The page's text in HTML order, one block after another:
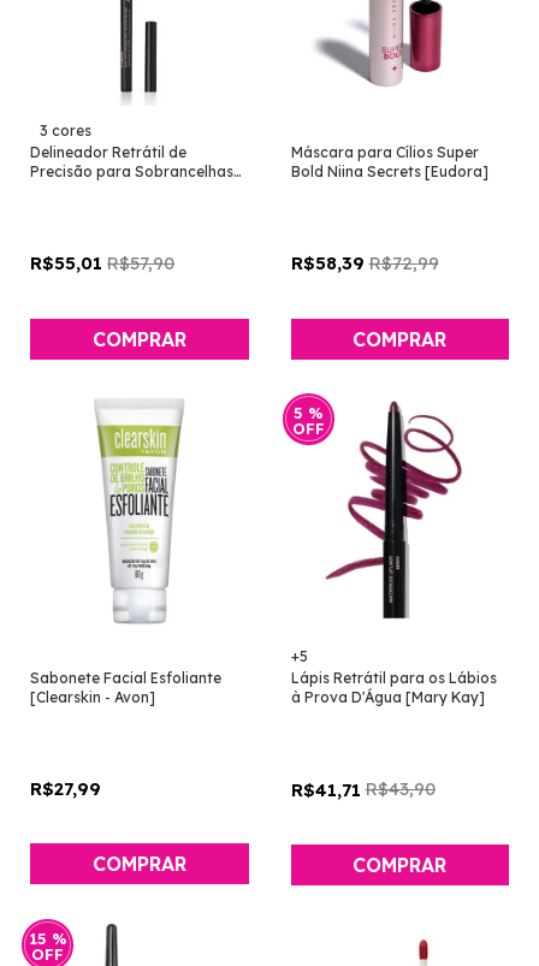
3 cores
Delineador Retrátil de
Precisão para Sobrancelhas
R$55,01 R$57,90
COMPRAR
Máscara para Cílios Super
Bold Niina Secrets [Eudora]
R$58,39 R$72,99
Sabonete Facial Esfoliante
[Clearskin - Avon]
R$27,99
5 %
OFF
+5
Lápis Retrátil para os Lábios
à Prova D'Água [Mary Kay]
R$41,71 R$43,90
COMPRAR
15 %
OFF